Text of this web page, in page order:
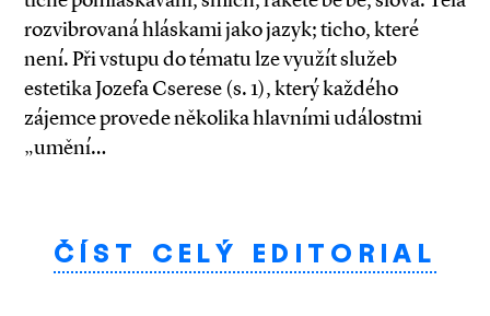
rozvibrovaná hláskami jako jazyk; ticho, které
není. Při vstupu do tématu lze využít služeb
estetika Jozefa Cserese (s. 1), který každého
zájemce provede několika hlavními událostmi
„umění…
ČÍST CELÝ EDITORIAL